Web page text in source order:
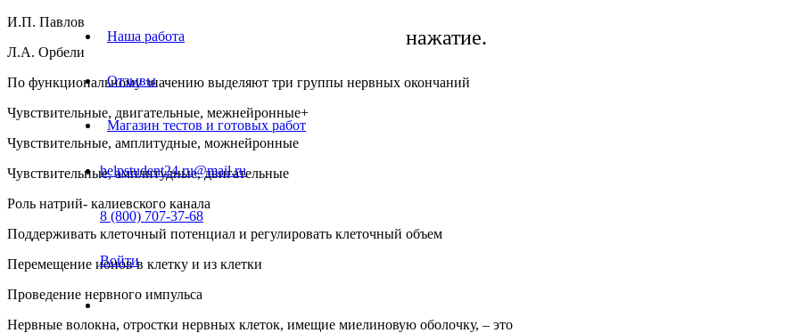
нажатие.
Наша работа
Отзывы
Магазин тестов и готовых работ
helpstudent24.ru@mail.ru
8 (800) 707-37-68
Войти
И.П. Павлов
Л.А. Орбели
По функциональному значению выделяют три группы нервных окончаний
Чувствительные, двигательные, межнейронные+
Чувствительные, амплитудные, можнейронные
Чувствительные, амплитудные, двигательные
Роль натрий- калиевского канала
Поддерживать клеточный потенциал и регулировать клеточный объем
Перемещение ионов в клетку и из клетки
Проведение нервного импульса
Нервные волокна, отростки нервных клеток, имещие миелиновую оболочку, – это